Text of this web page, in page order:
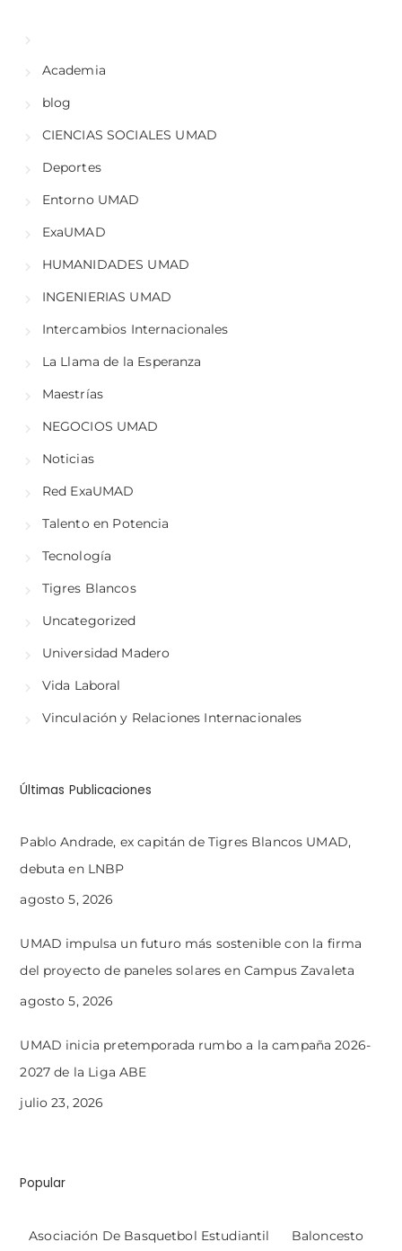
Academia
blog
CIENCIAS SOCIALES UMAD
Deportes
Entorno UMAD
ExaUMAD
HUMANIDADES UMAD
INGENIERIAS UMAD
Intercambios Internacionales
La Llama de la Esperanza
Maestrías
NEGOCIOS UMAD
Noticias
Red ExaUMAD
Talento en Potencia
Tecnología
Tigres Blancos
Uncategorized
Universidad Madero
Vida Laboral
Vinculación y Relaciones Internacionales
Últimas Publicaciones
Pablo Andrade, ex capitán de Tigres Blancos UMAD,
debuta en LNBP
agosto 5, 2026
UMAD impulsa un futuro más sostenible con la firma
del proyecto de paneles solares en Campus Zavaleta
agosto 5, 2026
UMAD inicia pretemporada rumbo a la campaña 2026-
2027 de la Liga ABE
julio 23, 2026
Popular
Asociación De Basquetbol Estudiantil Baloncesto